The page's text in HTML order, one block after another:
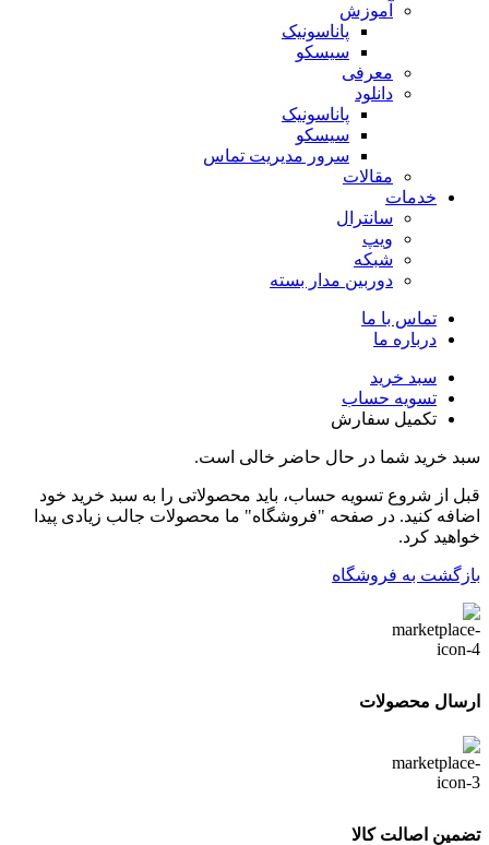
آموزش
پاناسونیک
سیسکو
معرفی
دانلود
پاناسونیک
سیسکو
سرور مدیریت تماس
مقالات
خدمات
سانترال
ویپ
شبکه
دوربین مدار بسته
تماس با ما
درباره ما
سبد خرید
تسویه حساب
تکمیل سفارش
سبد خرید شما در حال حاضر خالی است.
قبل از شروع تسویه حساب، باید محصولاتی را به سبد خرید خود
اضافه کنید. در صفحه "فروشگاه" ما محصولات جالب زیادی پیدا
خواهید کرد.
بازگشت به فروشگاه
ارسال محصولات
تضمین اصالت کالا